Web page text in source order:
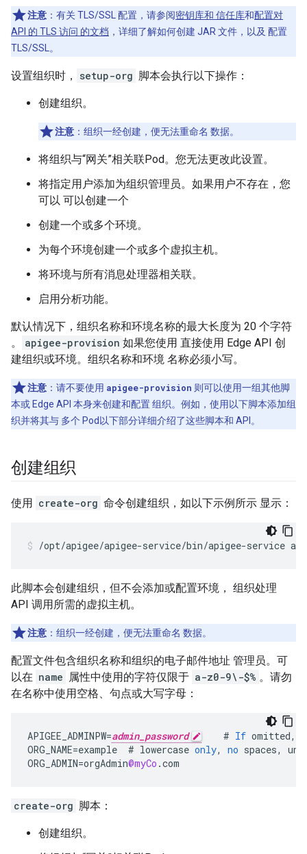
注意 ：有关 TLS/SSL 配置，请参阅密钥库和 信任库和配置对
API 的 TLS 访问 的文档 ，详细了解如何创建 JAR 文件，以及 配置
TLS/SSL。
设置组织时， setup-org 脚本会执行以下操作：
创建组织。
注意 ：组织一经创建，便无法重命名 数据。
将组织与“网关”相关联Pod。您无法更改此设置。
将指定用户添加为组织管理员。如果用户不存在，您
可以 可以创建一个
创建一个或多个环境。
为每个环境创建一个或多个虚拟主机。
将环境与所有消息处理器相关联。
启用分析功能。
默认情况下，组织名称和环境名称的最大长度为 20 个字符
。
apigee-provision 如果您使用 直接使用 Edge API 创
建组织或环境。组织名称和环境 名称必须小写。
注意 ：请不要使用 apigee-provision 则可以使用一组其他脚
本或 Edge API 本身来创建和配置 组织。例如，使用以下脚本添加组
织并将其与 多个 Pod以下部分详细介绍了这些脚本和 API。
创建组织
使用 create-org 命令创建组织，如以下示例所示 显示：
/opt/apigee/apigee-service/bin/apigee-service
此脚本会创建组织，但不会添加或配置环境， 组织处理
API 调用所需的虚拟主机。
注意 ：组织一经创建，便无法重命名 数据。
配置文件包含组织名称和组织的电子邮件地址 管理员。可
以在 name 属性中使用的字符仅限于 a-z0-9\-$% 。请勿
在名称中使用空格、句点或大写字母：
APIGEE_ADMINPW=admin_password # If omitted,
ORG_NAME=example # lowercase only, no spaces,
ORG_ADMIN=orgAdmin@myCo .com
create-org 脚本：
创建组织。